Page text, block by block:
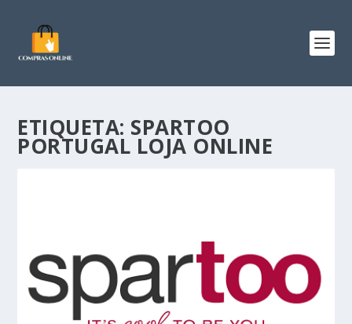
ETIQUETA: SPARTOO
PORTUGAL LOJA ONLINE